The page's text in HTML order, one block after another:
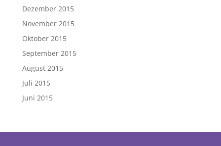
Dezember 2015
November 2015
Oktober 2015
September 2015
August 2015
Juli 2015
Juni 2015